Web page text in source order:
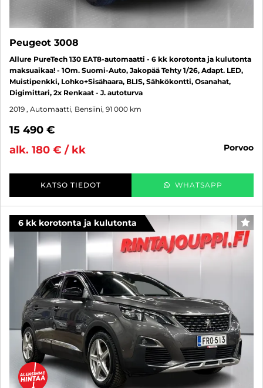
Peugeot 3008
Allure PureTech 130 EAT8-automaatti - 6 kk korotonta ja kulutonta
maksuaikaa! - 1Om. Suomi-Auto, Jakopää Tehty 1/26, Adapt. LED,
Muistipenkki, Lohko+Sisähaara, BLIS, Sähkökontti, Osanahat,
Digimittari, 2x Renkaat - J. autoturva
2019 , Automaatti, Bensiini, 91 000 km
15 490 €
alk. 180 € / kk
porvoo
KATSO TIEDOT WHATSAPP
6 kk korotonta ja kulutonta